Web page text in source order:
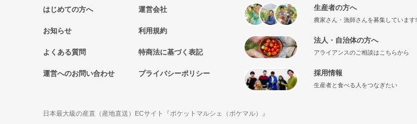
はじめての方へ
お知らせ
よくある質問
運営へのお問い合わせ
運営会社
利用規約
特商法に基づく表記
プライバシーポリシー
生産者の方へ
農家さん・漁師さんを募集しています!
法人・自治体の方へ
アライアンスのご相談はこちらから
採用情報
生産者と食べる人をつなぎたい
日本最大級の産直（産地直送）ECサイト『ポケットマルシェ（ポケマル）』